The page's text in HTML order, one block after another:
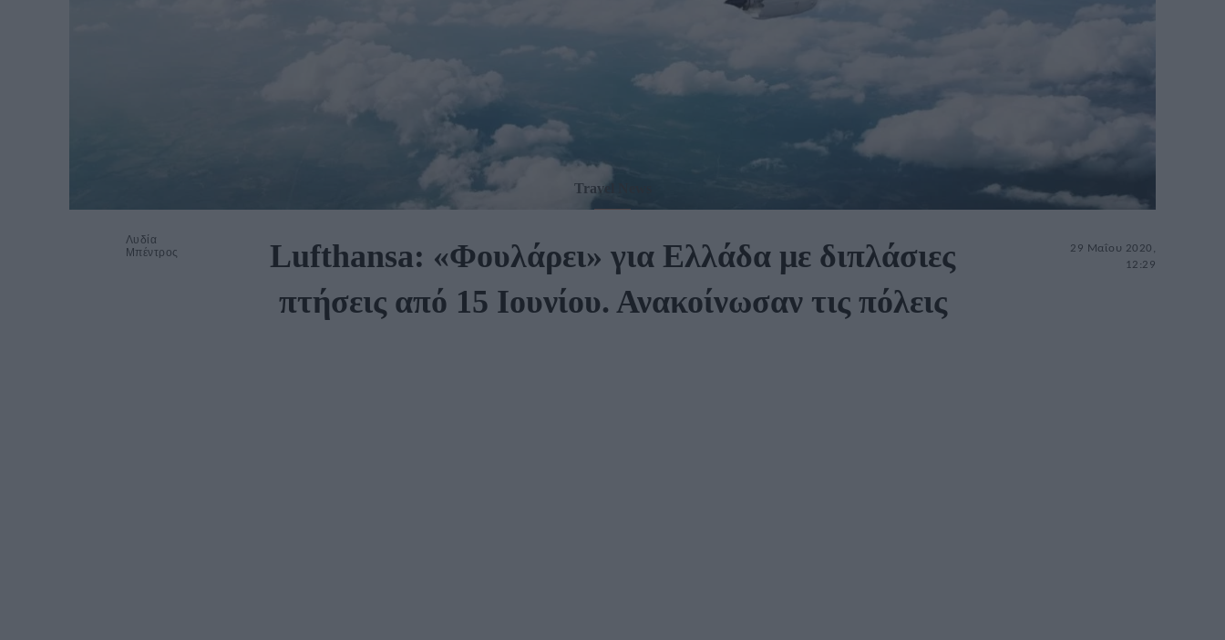
Λυδία
Μπέντρος
Travel News
Lufthansa: «Φουλάρει» για Ελλάδα με διπλάσιες
πτήσεις από 15 Ιουνίου. Ανακοίνωσαν τις πόλεις
29 Μαΐου 2020,
12:29